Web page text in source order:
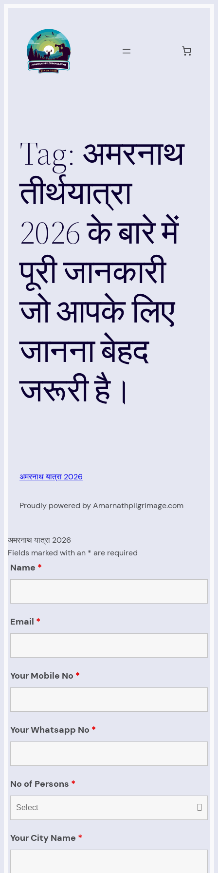
content
Tag: अमरनाथ
तीर्थयात्रा
2026 के बारे में
पूरी जानकारी
जो आपके लिए
जानना बेहद
जरूरी है।
अमरनाथ यात्रा 2026
Proudly powered by Amarnathpilgrimage.com
अमरनाथ यात्रा 2026
Fields marked with an * are required
Name *
Email *
Your Mobile No *
Your Whatsapp No *
No of Persons *
Your City Name *